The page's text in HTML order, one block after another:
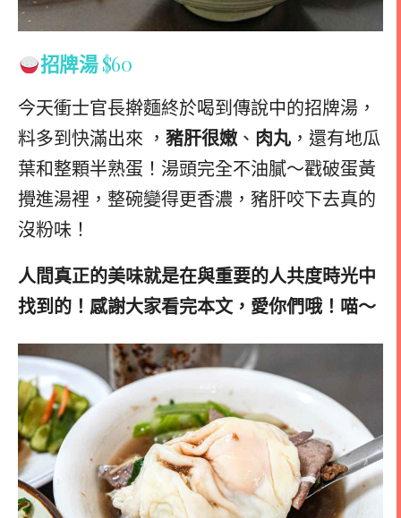
招牌湯$60
今天衝士官長擀麵終於喝到傳說中的招牌湯，
料多到快滿出來 ， 豬肝很嫩 、 肉丸 ，還有地瓜
葉和整顆半熟蛋！湯頭完全不油膩～戳破蛋黃
攪進湯裡，整碗變得更香濃，豬肝咬下去真的
沒粉味！
人間真正的美味就是在與重要的人共度時光中
找到的！感謝大家看完本文，愛你們哦！喵～